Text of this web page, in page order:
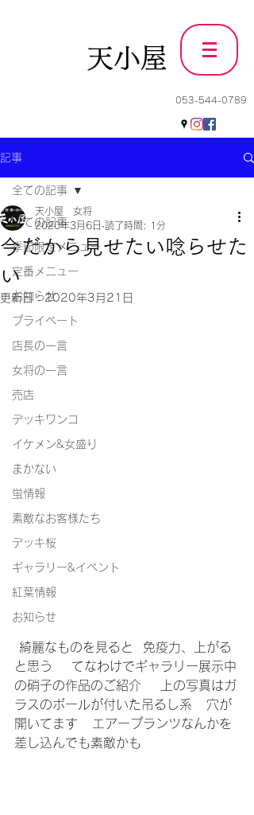
天小屋
053-544-0789
記事
全ての記事
季節限定メニュー
定番メニュー
お知らせ
プライベート
店長の一言
女将の一言
売店
デッキワンコ
イケメン&女盛り
まかない
蛍情報
素敵なお客様たち
デッキ桜
ギャラリー&イベント
紅葉情報
お知らせ
全ての記事
今だから見せたい唸らせた
い
天小屋 女将
2020年3月6日 読了時間: 1分
更新日：2020年3月21日
と思う    てなわけでギャラリー展示中
の硝子の作品のご紹介    上の写真はガ
ラスのボールが付いた吊るし系   穴が
開いてます   エアープランツなんかを
差し込んでも素敵かも